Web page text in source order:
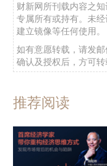
财新网所刊载内容之
专属所有或持有。未
建立镜像等任何使用。
如有意愿转载，请发邮
确认及授权后，方可转
推荐阅读